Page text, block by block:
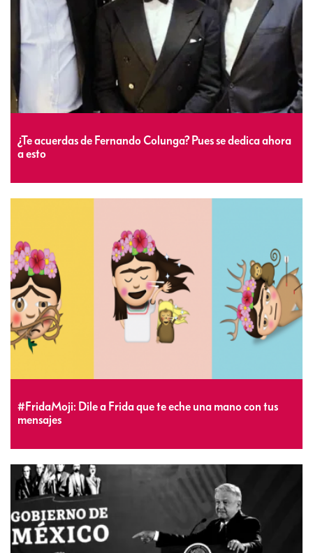
¿Te acuerdas de Fernando Colunga? Pues se dedica ahora
a esto
#FridaMoji: Dile a Frida que te eche una mano con tus
mensajes